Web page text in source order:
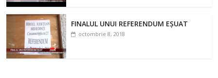
FINALUL UNUI REFERENDUM EȘUAT
octombrie 8, 2018